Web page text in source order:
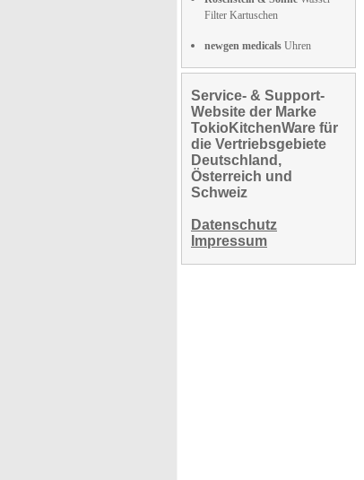
Filter Kartuschen
newgen medicals Uhren
Service- & Support-
Website der Marke
TokioKitchenWare für
die Vertriebsgebiete
Deutschland,
Österreich und
Schweiz
Datenschutz
Impressum